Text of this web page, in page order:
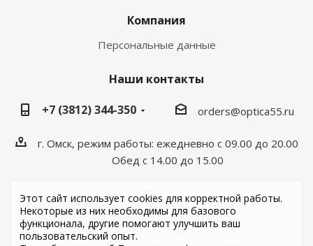
Компания
Персональные данные
Наши контакты
+7 (3812) 344-350
orders@optica55.ru
г. Омск, режим работы: ежедневно с 09.00 до 20.00
Обед с 14.00 до 15.00
Этот сайт использует cookies для корректной работы.
Некоторые из них необходимы для базового
функционала, другие помогают улучшить ваш
пользовательский опыт.